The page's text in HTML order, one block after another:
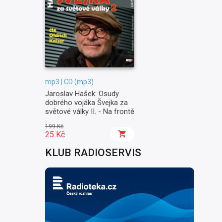
mp3 | CD (mp3)
Jaroslav Hašek: Osudy
dobrého vojáka Švejka za
světové války II. - Na frontě
199 Kč
25 Kč
KLUB RADIOSERVIS